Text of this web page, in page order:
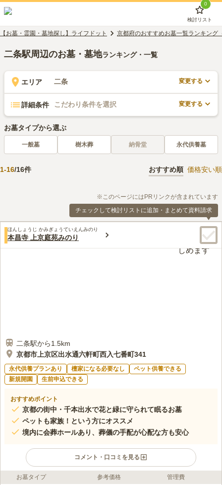
0
検討リスト
【お墓・霊園・墓地探し】ライフドット 京都府のおすすめお墓一覧ランキング
二条駅周辺のお墓・墓地ランキング・一覧
エリア 二条 変更する
詳細条件 こだわり条件を選択 変更する
お墓タイプから選ぶ
一般墓 樹木葬 納骨堂 永代供養墓
1-16/16件 おすすめ順 価格安い順
※このページにはPRリンクが含まれています
チェックして検討リストに追加・まとめて資料請求
ほんしょうじ かみぎょうていえんみのり
本昌寺 上京庭苑みのり
二条駅から1.5km
京都市上京区出水通六軒町西入七番町341
永代供養プランあり 檀家になる必要なし
ペット供養できる
新規開園
生前申込できる
おすすめポイント
京都の街中・千本出水で花と緑に守られて眠るお墓
ペットも家族！という方にオススメ
境内に会葬ホールあり、葬儀の手配が心配な方も安心
コメント・口コミを見る
ライフドット編集部のコメント
お墓タイプ 参考価格 管理費